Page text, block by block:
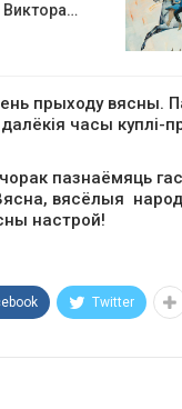
прыходу вясны.
далёкія часы
пазнаёмяць
вясёлыя
настрой!
Twitter